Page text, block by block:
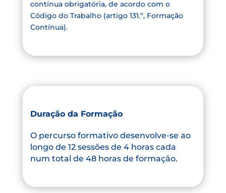
contínua obrigatória, de acordo com o
Código do Trabalho (artigo 131.º, Formação
Contínua).
Duração da Formação
O percurso formativo desenvolve-se ao
longo de 12 sessões de 4 horas cada
num total de 48 horas de formação.